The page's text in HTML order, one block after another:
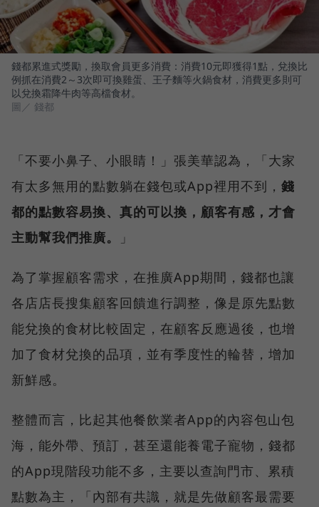
錢都累進式獎勵，換取會員更多消費：消費10元即獲得1點，兌換比
例抓在消費2～3次即可換雞蛋、王子麵等火鍋食材，消費更多則可
以兌換霜降牛肉等高檔食材。
圖／ 錢都
「不要小鼻子、小眼睛！」張美華認為，「大家
有太多無用的點數躺在錢包或App裡用不到， 錢
都的點數容易換、真的可以換，顧客有感，才會
主動幫我們推廣。
」
為了掌握顧客需求，在推廣App期間，錢都也讓
各店店長搜集顧客回饋進行調整，像是原先點數
能兌換的食材比較固定，在顧客反應過後，也增
加了食材兌換的品項，並有季度性的輪替，增加
新鮮感。
整體而言，比起其他餐飲業者App的內容包山包
海，能外帶、預訂，甚至還能養電子寵物，錢都
的App現階段功能不多，主要以查詢門市、累積
點數為主，「內部有共識，就是先做顧客最需要